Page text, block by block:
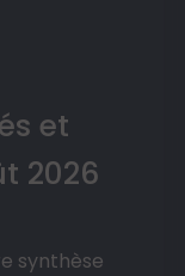
et
2026
synthèse